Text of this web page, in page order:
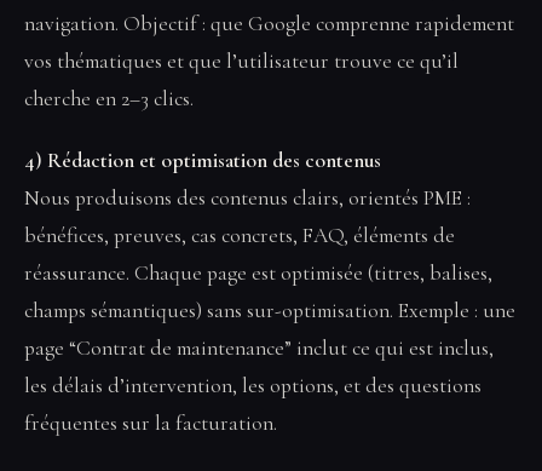
navigation. Objectif : que Google comprenne rapidement
vos thématiques et que l’utilisateur trouve ce qu’il
cherche en 2–3 clics.
4) Rédaction et optimisation des contenus
Nous produisons des contenus clairs, orientés PME :
bénéfices, preuves, cas concrets, FAQ, éléments de
réassurance. Chaque page est optimisée (titres, balises,
champs sémantiques) sans sur-optimisation. Exemple : une
page “Contrat de maintenance” inclut ce qui est inclus,
les délais d’intervention, les options, et des questions
fréquentes sur la facturation.